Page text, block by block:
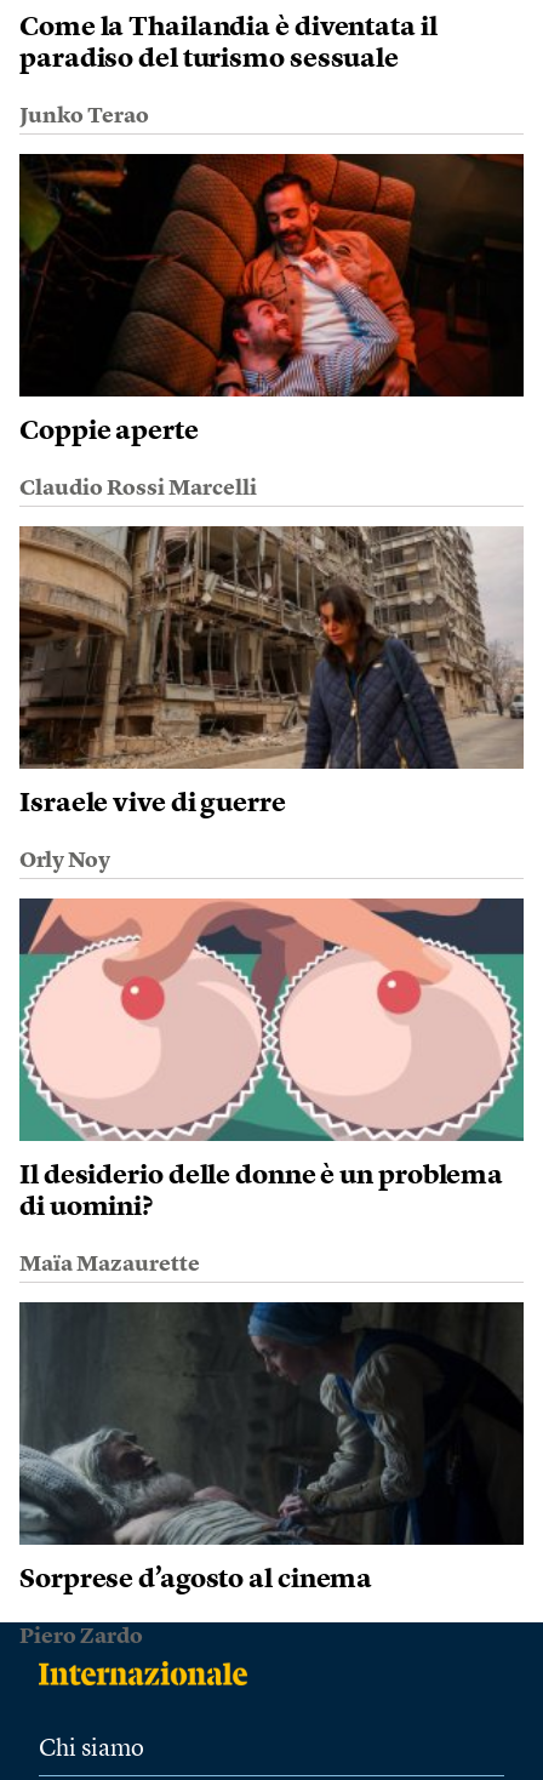
Come la Thailandia è diventata il
paradiso del turismo sessuale
Junko Terao
Coppie aperte
Claudio Rossi Marcelli
Israele vive di guerre
Orly Noy
Il desiderio delle donne è un problema
di uomini?
Maïa Mazaurette
Sorprese d’agosto al cinema
Piero Zardo
Chi siamo